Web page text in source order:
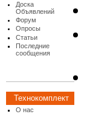
Доска
Объявлений
Форум
Опросы
Статьи
Последние
сообщения
Технокомплект
О нас